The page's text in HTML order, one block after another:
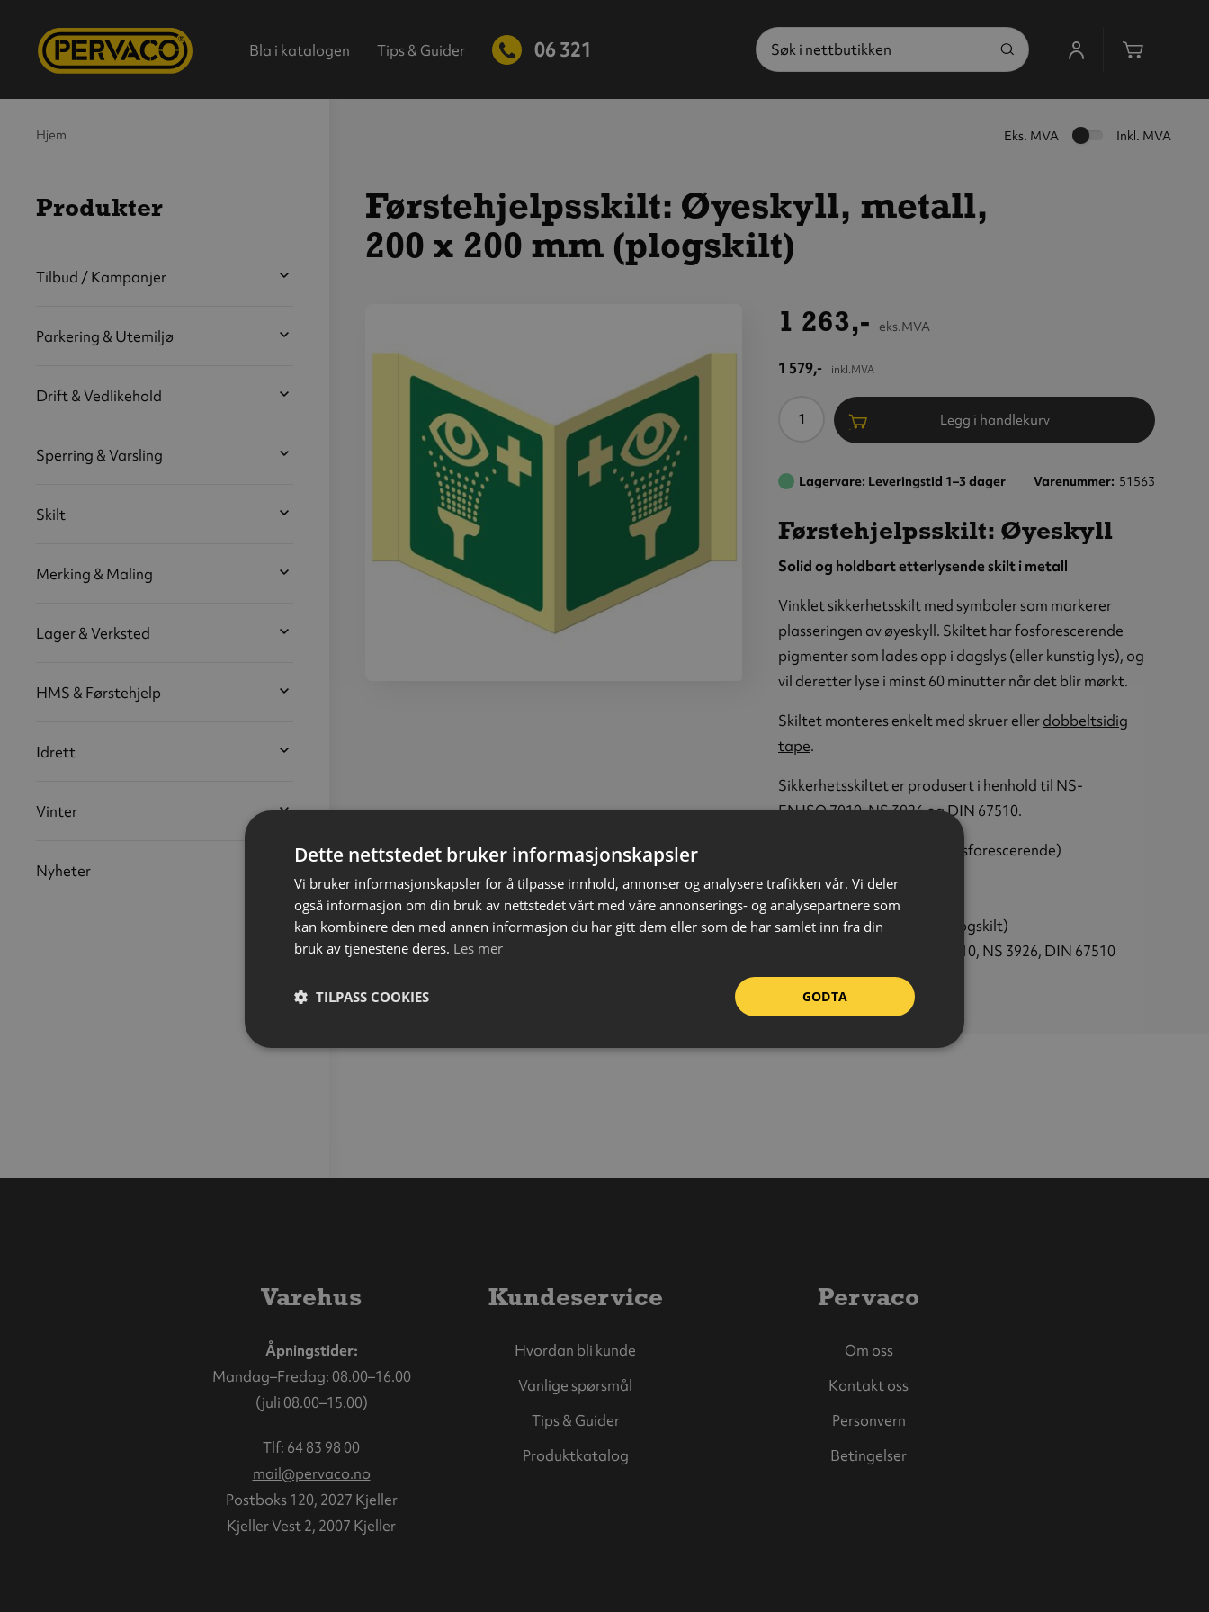
Bla i katalogen Tips & Guider 06 321
Søk
Eks. MVA Inkl. MVA
Førstehjelpsskilt: Øyeskyll, metall,
200 x 200 mm (plogskilt)
større
bilde
1 263,- eks.MVA
1 579,- inkl.MVA
Antall Legg i handlekurv
Lagervare: Leveringstid 1–3 dager Varenummer 51563
Førstehjelpsskilt: Øyeskyll
Solid og holdbart etterlysende skilt i metall
Vinklet sikkerhetsskilt med symboler som markerer
plasseringen av øyeskyll. Skiltet har fosforescerende
pigmenter som lades opp i dagslys (eller kunstig lys), og
vil deretter lyse i minst 60 minutter når det blir mørkt.
Skiltet monteres enkelt med skruer ellerdobbeltsidig
tape.
Sikkerhetsskiltet er produsert i henhold til NS-
EN ISO 7010, NS 3926 og DIN 67510.
Ja (fosforescerende)
Materiale:
Metall
Tykkelse:1 mm
Størrelse:200 x 200 mm (plogskilt)
NS-EN ISO 7010, NS 3926, DIN 67510
Symbol:E011 – Øyeskyll
Hjem
Produkter
Hjem
Tilbud / Kampanjer
Parkering & Utemiljø
Drift & Vedlikehold
Sperring & Varsling
Skilt
Merking & Maling
Lager & Verksted
HMS & Førstehjelp
Idrett
Vinter
Nyheter
Varehus
Åpningstider:
Mandag–Fredag: 08.00–16.00
(juli 08.00–15.00)
Tlf: 64 83 98 00
mail@pervaco.no
Postboks 120, 2027 Kjeller
Kjeller Vest 2, 2007 Kjeller
Kundeservice
Hvordan bli kunde
Vanlige spørsmål
Tips & Guider
Produktkatalog
Pervaco
Om oss
Kontakt oss
Personvern
Betingelser
Dette nettstedet bruker informasjonskapsler
Vi bruker informasjonskapsler for å tilpasse innhold, annonser og analysere trafikken vår. Vi deler
også informasjon om din bruk av nettstedet vårt med våre annonserings- og analysepartnere som
kan kombinere den med annen informasjon du har gitt dem eller som de har samlet inn fra din
bruk av tjenestene deres. Les mer
GODTA
TILPASS COOKIES